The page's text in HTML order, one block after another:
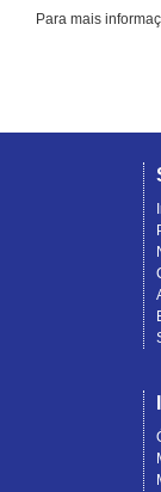
Para mais